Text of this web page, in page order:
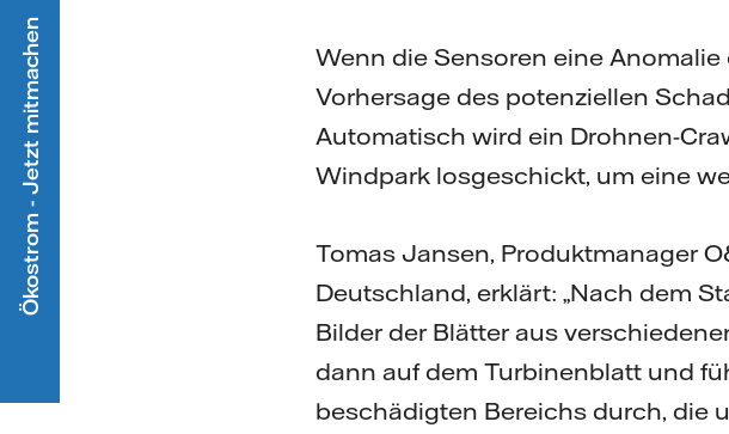
Wenn die Sensoren eine
Vorhersage des potenziellen
Automatisch wird ein Drohnen-
Windpark losgeschickt, um eine
Tomas Jansen, Produktmanager
Deutschland, erklärt: „Nach dem
Bilder der Blätter aus
dann auf dem Turbinenblatt und
beschädigten Bereichs durch, die
Ökostrom - Jetzt mitmachen